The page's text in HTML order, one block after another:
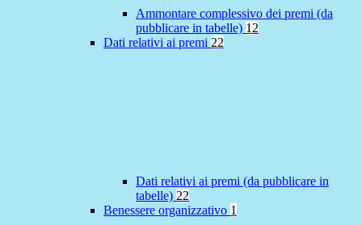
Ammontare complessivo dei premi (da
pubblicare in tabelle) 12
Dati relativi ai premi 22
Dati relativi ai premi (da pubblicare in
tabelle) 22
Benessere organizzativo 1